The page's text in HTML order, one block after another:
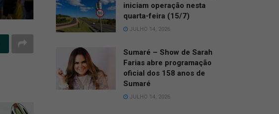
iniciam operação nesta
quarta-feira (15/7)
JULHO 14, 2026
Sumaré – Show de Sarah
Farias abre programação
oficial dos 158 anos de
Sumaré
JULHO 14, 2026